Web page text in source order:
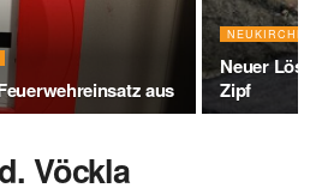
aus
Neuer
Zipf
Vöckla